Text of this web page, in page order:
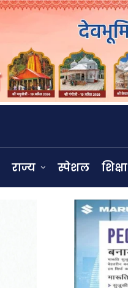
राज्य स्पेशल शिक्षा